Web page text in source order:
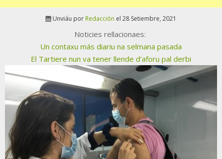
Unviáu por Redacción el 28 Setiembre, 2021
Noticies rellacionaes:
Un contaxu más diariu na selmana pasada
El Tartiere nun va tener llende d'aforu pal derbi